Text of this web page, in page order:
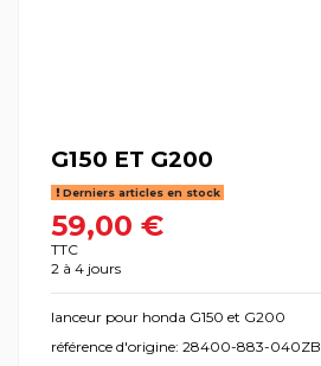
G150 ET G200
Derniers articles en stock
59,00 €
TTC
2 à 4 jours
lanceur pour honda G150 et G200
référence d'origine: 28400-883-040ZB